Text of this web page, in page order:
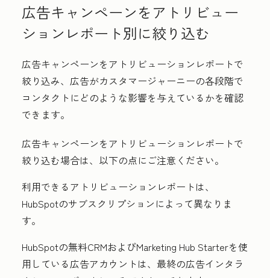
広告キャンペーンをアトリビュー
ションレポート別に絞り込む
広告キャンペーンをアトリビューションレポートで
絞り込み、広告がカスタマージャーニーの各段階で
コンタクトにどのような影響を与えているかを確認
できます。
広告キャンペーンをアトリビューションレポートで
絞り込む場合は、以下の点にご注意ください。
利用できるアトリビューションレポートは、
HubSpotのサブスクリプションによって異なりま
す。
HubSpotの無料CRMおよびMarketing Hub Starterを使
用している広告アカウントは、 最終の広告インタラ